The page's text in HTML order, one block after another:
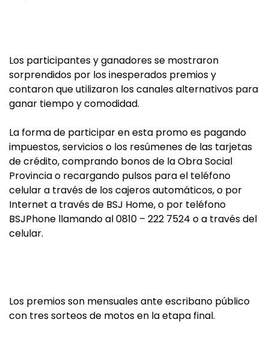
Los participantes y ganadores se mostraron
sorprendidos por los inesperados premios y
contaron que utilizaron los canales alternativos para
ganar tiempo y comodidad.
La forma de participar en esta promo es pagando
impuestos, servicios o los resúmenes de las tarjetas
de crédito, comprando bonos de la Obra Social
Provincia o recargando pulsos para el teléfono
celular a través de los cajeros automáticos, o por
Internet a través de BSJ Home, o por teléfono
BSJPhone llamando al 0810 – 222 7524 o a través del
celular.
Los premios son mensuales ante escribano público
con tres sorteos de motos en la etapa final.